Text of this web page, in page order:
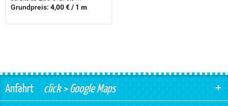
Grundpreis:4,00 € / 1 m
Anfahrtclick > Google Maps